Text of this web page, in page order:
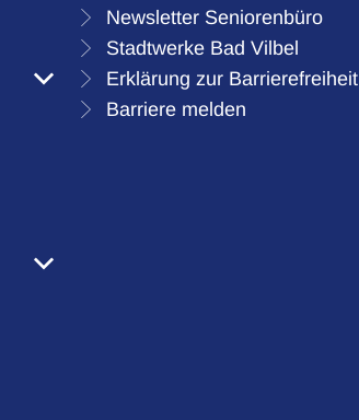
auszublenden
auszublenden
Newsletter Seniorenbüro
Stadtwerke Bad Vilbel
Erklärung zur Barrierefreiheit
Barriere melden